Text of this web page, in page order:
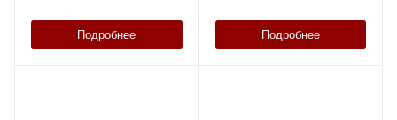
Подробнее Подробнее